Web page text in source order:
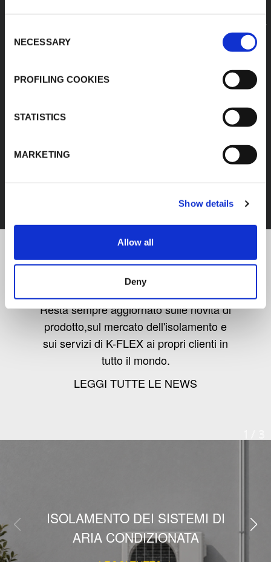
Selection
NECESSARY
PROFILING COOKIES
STATISTICS
MARKETING
Show details
Allow all
Deny
SCOPRI TUTTI I PRODOTTI
K-Flex news
Resta sempre aggiornato sulle novità di
prodotto,sul mercato dell'isolamento e
sui servizi di K-FLEX ai propri clienti in
tutto il mondo.
LEGGI TUTTE LE NEWS
ISOLAMENTO DEI SISTEMI DI
ARIA CONDIZIONATA